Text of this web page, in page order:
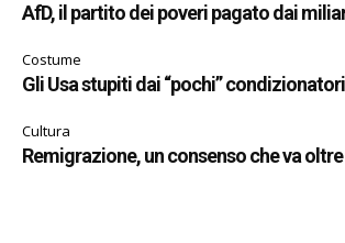
AfD, il partito dei poveri pagato dai
Costume
Gli Usa stupiti dai “pochi”
Cultura
Remigrazione, un consenso che va